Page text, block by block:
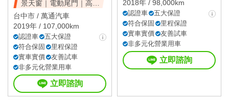
景天窗｜電動尾門｜高CP
值休旅
台中市 / 萬通汽車
2019年 / 107,000km
認證車
五大保證
符合保固
里程保證
實車實價
友善試車
非多元化營業用車
立即諮詢
2018年 / 98,000km
認證車
五大保證
符合保固
里程保證
實車實價
友善試車
非多元化營業用車
立即諮詢